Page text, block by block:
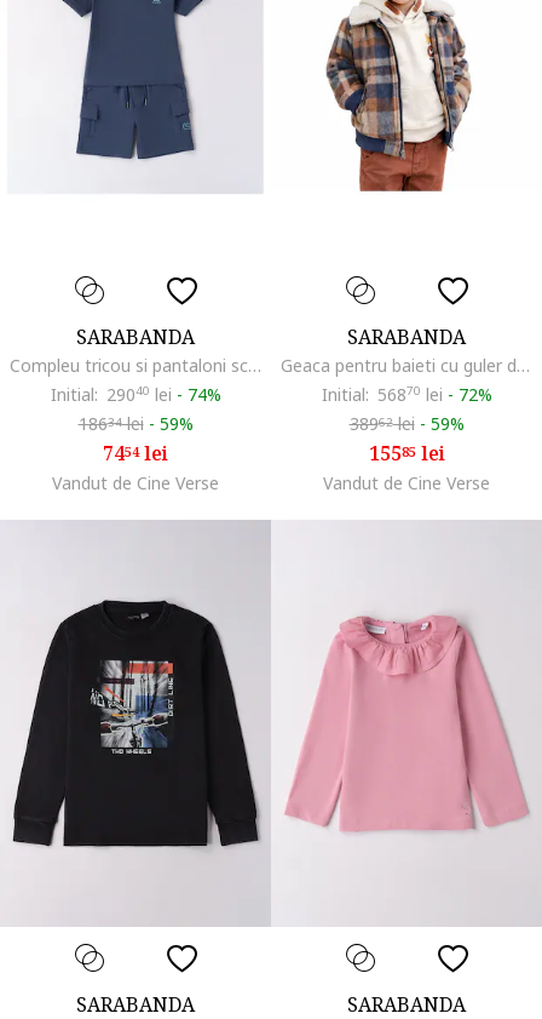
SARABANDA
Compleu tricou si pantaloni scurti pentru baiat, 0.8155, Bleumarin
Initial: 29040 lei - 74%
18634lei - 59%
7454lei
Vandut de Cine Verse
SARABANDA
Geaca pentru baieti cu guler detasabil teddy captusita
Initial: 56870 lei - 72%
38962lei - 59%
15585lei
Vandut de Cine Verse
SARABANDA SARABANDA